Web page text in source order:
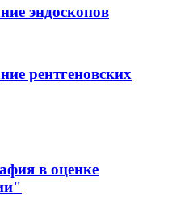
эндоскопов
рентгеновских
в оценке